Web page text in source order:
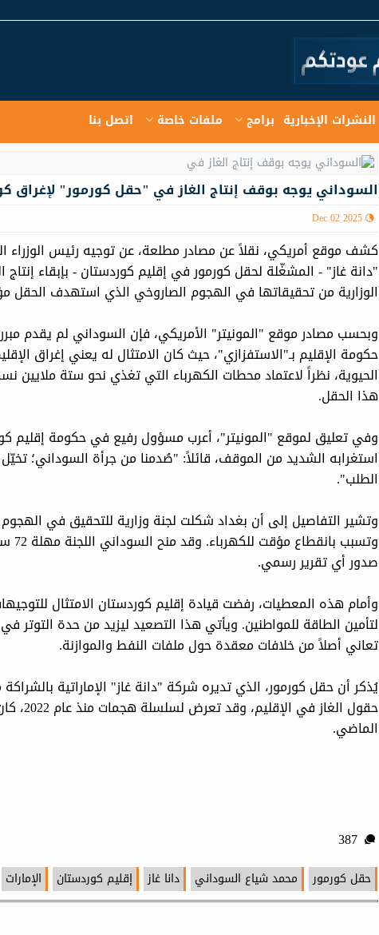
النشرات الإخبارية برامج ملفات خاصة اتصل بنا
السوداني يوجه بوقف إنتاج الغاز في "حقل كورمور" لإغراق
Dec 02 2025
كشف موقع أمريكي، نقلاً عن مصادر مطلعة، عن توجيه رئيس الوزراء
"دانة غاز" - المشغّلة لحقل كورمور في إقليم كوردستان - بإبقاء إنتاج
الوزارية من تحقيقاتها في الهجوم الصاروخي الذي استهدف الحقل
وبحسب مصادر موقع "المونيتر" الأمريكي، فإن السوداني لم يقدم
حكومة الإقليم بـ"الاستفزازي"، حيث كان الامتثال له يعني إغراق
الحيوية، نظراً لاعتماد محطات الكهرباء التي تغذي نحو ستة
هذا الحقل.
وفي تعليق لموقع "المونيتر"، أعرب مسؤول رفيع في حكومة
استغرابه الشديد من الموقف، قائلاً: "صُدمنا من جرأة السوداني؛
الطلب".
صدور أي تقرير رسمي.
وأمام هذه المعطيات، رفضت قيادة إقليم كوردستان الامتثال
لتأمين الطاقة للمواطنين. ويأتي هذا التصعيد ليزيد من حدة التوتر
تعاني أصلاً من خلافات معقدة حول ملفات النفط والموازنة.
يُذكر أن حقل كورمور، الذي تديره شركة "دانة غاز" الإماراتية
حقول
الماضي.
387
حقل كورمور محمد شياع السوداني دانا غاز إقليم كوردستان الإمارات